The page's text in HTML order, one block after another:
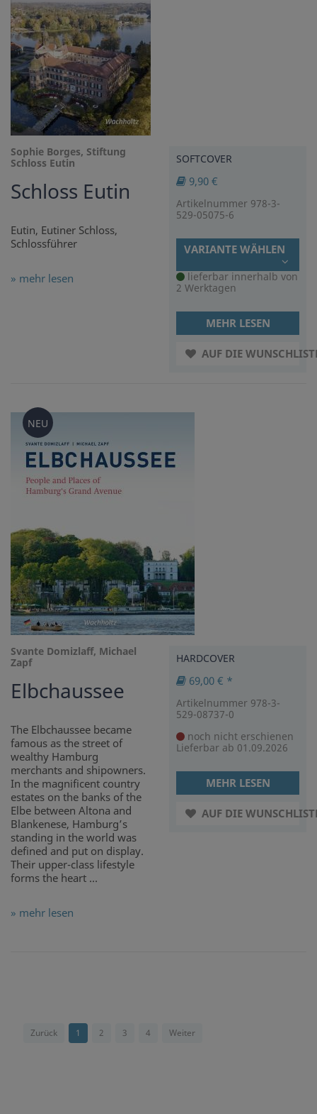
Sophie Borges, Stiftung
Schloss Eutin
Schloss Eutin
Eutin, Eutiner Schloss,
Schlossführer
» mehr lesen
SOFTCOVER
9,90 €
Artikelnummer 978-3-
529-05075-6
VARIANTE WÄHLEN
lieferbar innerhalb von
2 Werktagen
MEHR LESEN
AUF DIE
NEU
Svante Domizlaff, Michael
Zapf
Elbchaussee
The Elbchaussee became
famous as the street of
wealthy Hamburg
merchants and shipowners.
In the magnificent country
estates on the banks of the
Elbe between Altona and
Blankenese, Hamburg’s
standing in the world was
defined and put on display.
Their upper-class lifestyle
forms the heart ...
» mehr lesen
HARDCOVER
69,00 € *
Artikelnummer 978-3-
529-08737-0
noch nicht erschienen
Lieferbar ab 01.09.2026
MEHR LESEN
AUF DIE
Zurück 1 2 3 4 Weiter